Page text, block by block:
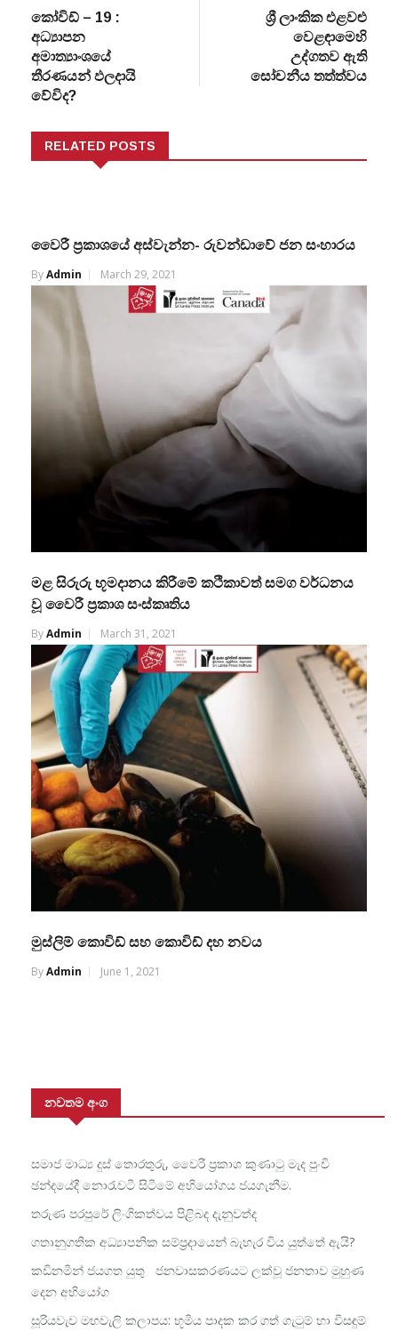
කෝවිඩ් – 19 :
අධ්‍යාපන
අමාත්‍යාංශයේ
තීරණයන් ඵලදායි
වේවිද?
ශ්‍රී ලාංකික එළවළු
වෙළඳාමෙහි
උද්ගතව ඇති
සෝචනීය තත්ත්වය
RELATED POSTS
වෛරී ප්‍රකාශයේ අස්වැන්න- රුවන්ඩාවේ ජන සංහාරය
ByAdmin March 29, 2021
මළ සිරුරු භූමදානය කිරීමේ කථිකාවත් සමග වර්ධනය
වූ වෛරී ප්‍රකාශ සංස්කෘතිය
ByAdmin March 31, 2021
මුස්ලිම් කොවිඩ් සහ කොවිඩ් දහ නවය
ByAdmin June 1, 2021
නවතම අංග
සමාජ මාධ්‍ය දුස් තොරතුරු, වෛරී ප්‍රකාශ කුණාටු මැද පුංචි
ඡන්දයේදී නොරැවටී සිටීමේ අභියෝගය ජයගැනීම.
තරුණ පරපුරේ ලිංගිකත්වය පිළිබද දැනුවත්ද
ගතානුගතික අධ්‍යාපනික සම්ප්‍රදායෙන් බැහැර විය යුත්තේ ඇයි?
කඩිනමින් ජයගත යුතු ජනවාසකරණයට ලක්වූ ජනතාව මුහුණ
දෙන අභියෝග
සූරියවැව මහවැලි කලාපය: භූමිය පාදක කර ගත් ගැටුම් හා විසඳුම්